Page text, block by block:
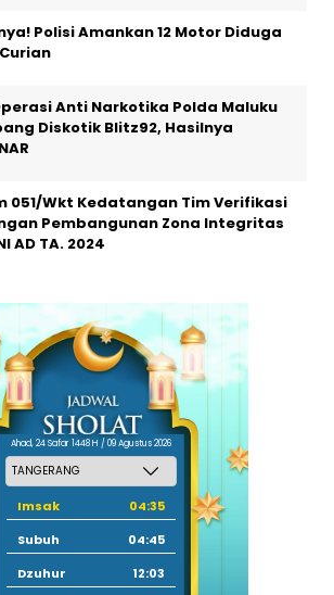
Polisi Amankan 12 Motor Diduga
Anti Narkotika Polda Maluku
Diskotik Blitz92, Hasilnya
051/Wkt Kedatangan Tim Verifikasi
Pembangunan Zona Integritas
AD TA. 2024
Ahad, 24 Safar 1448 H / 09 Agustus 2026
Imsak
04:35
Subuh
04:45
Dzuhur
12:03